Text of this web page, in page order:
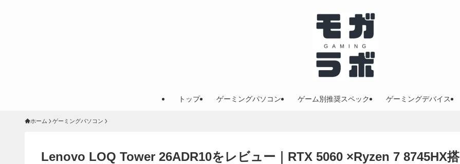
トップ ゲーミングパソコン ゲーム別推奨スペック ゲーミングデバイス
ホーム ゲーミングパソコン
Lenovo LOQ Tower 26ADR10をレビュー｜RTX 5060 ×Ryzen 7 8745HX搭